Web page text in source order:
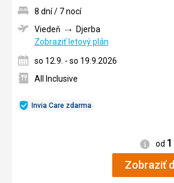
Invia Care zdarma
8 dní / 7 nocí
Viedeň
Djerba
Zobraziť letový plán
so 12.9. - so 19.9.2026
All Inclusive
od
Zobraziť